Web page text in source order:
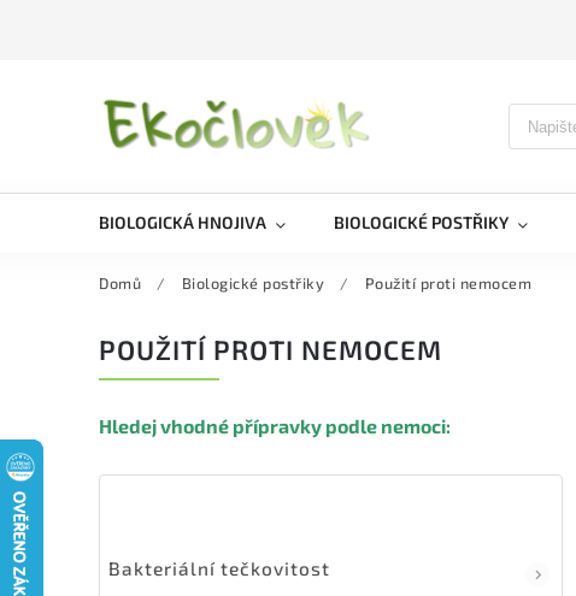
BIOLOGICKÁ HNOJIVA BIOLOGICKÉ POSTŘIKY
Domů / Biologické postřiky / Použití proti nemocem
POUŽITÍ PROTI NEMOCEM
Hledej vhodné přípravky podle nemoci:
Bakteriální tečkovitost